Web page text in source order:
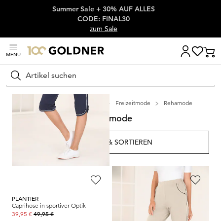
Überspringe Navigation, direkt zum Content
Summer Sale + 30% AUF ALLES
CODE: FINAL30
zum Sale
MENU
Suchen
Startseite Damenmode Freizeitmode Rehamode
Rehamode
FILTERN & SORTIEREN
PLANTIER
Caprihose in sportiver Optik
39,95 € 49,95 €
Caprihose in sportiver Optik
49,95 €